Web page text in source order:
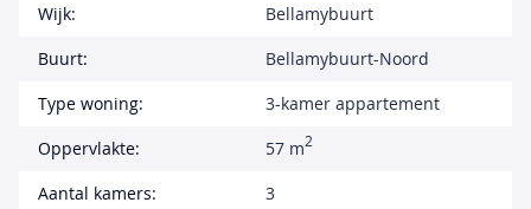
Wijk:
Bellamybuurt
Buurt:
Bellamybuurt-Noord
Type woning:
3-kamer appartement
Oppervlakte:
57 m2
Aantal kamers:
3